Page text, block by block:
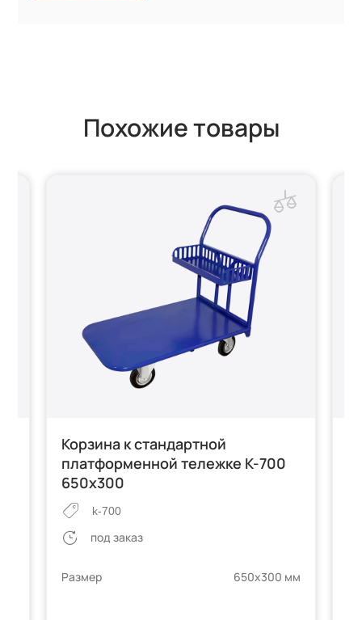
Похожие товары
Корзина к стандартной
платформенной тележке K-700
650х300
k-700
под заказ
Размер 650х300 мм